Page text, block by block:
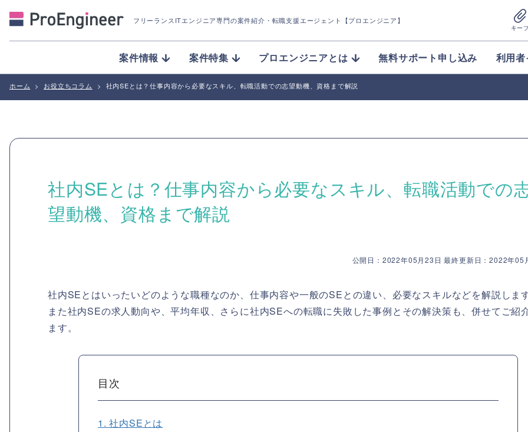
フリーランスITエンジニア専門の案件紹介 ・転職支援エージェント【プロエンジニア】
キー
案件情報 案件特集 プロエンジニアとは 無料サポート申し込み 利用
ホーム > お役立ちコラム > 社内SEとは？仕事内容から必要なスキル、転職活動での志望動機、資格まで解説
社内SEとは？仕事内容から必要なスキル、転職活動での
望動機、資格まで解説
公開日：2022年05月23日 最終更新日：2022年05
社内SEとはいったいどのような職種なのか、仕事内容や一般のSEとの違い、必要なスキルなどを解説しま
また社内SEの求人動向や、平均年収、さらに社内SEへの転職に失敗した事例とその解決策も、併せてご紹
ます。
目次
1. 社内SEとは